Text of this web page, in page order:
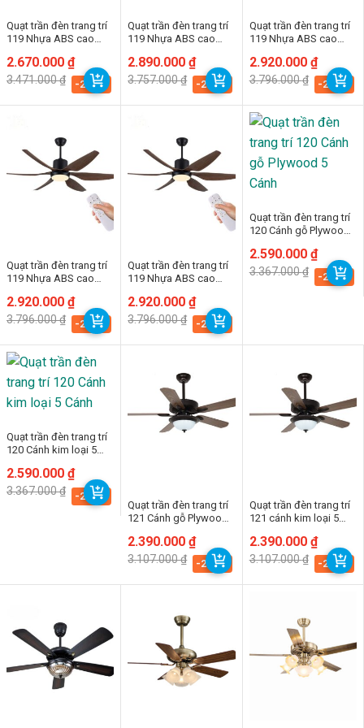
Quạt trần đèn trang trí
119 Nhựa ABS cao
3.471.000₫
Giá
gốc
là:
2.670.000 ₫
Giá
hiện
tại
2.670.000 ₫.
-23.1%
Quạt trần đèn trang trí
119 Nhựa ABS cao
3.757.000₫
Giá
gốc
là:
2.890.000₫
Giá
hiện
tại
2.890.000 ₫.
-23.1%
Quạt trần đèn trang trí
119 Nhựa ABS cao
3.796.000₫
Giá
gốc
là:
2.920.000 ₫
Giá
hiện
tại
2.920.000 ₫.
-23.1%
Quạt trần đèn trang trí
119 Nhựa ABS cao
3.796.000₫
Giá
gốc
là:
2.920.000 ₫
Giá
hiện
tại
2.920.000 ₫.
-23.1%
Quạt trần đèn trang trí
119 Nhựa ABS cao
3.796.000₫
Giá
gốc
là:
2.920.000₫
Giá
hiện
tại
2.920.000 ₫.
-23.1%
Quạt trần đèn trang trí
120 Cánh gỗ Plywood
3.367.000₫
Giá
gốc
là:
2.590.000 ₫
Giá
hiện
tại
-23.1%
Quạt trần đèn trang trí
120 Cánh kim loại 5
3.367.000₫
Giá
gốc
là:
2.590.000 ₫
Giá
hiện
tại
-23.1%
Quạt trần đèn trang trí
121 Cánh gỗ Plywood
3.107.000₫
Giá
gốc
là:
2.390.000₫
Giá
hiện
tại
2.390.000 ₫.
-23.1%
Quạt trần đèn trang trí
121 cánh kim loại 5
3.107.000₫
Giá
gốc
là:
2.390.000 ₫
Giá
hiện
tại
2.390.000 ₫.
-23.1%